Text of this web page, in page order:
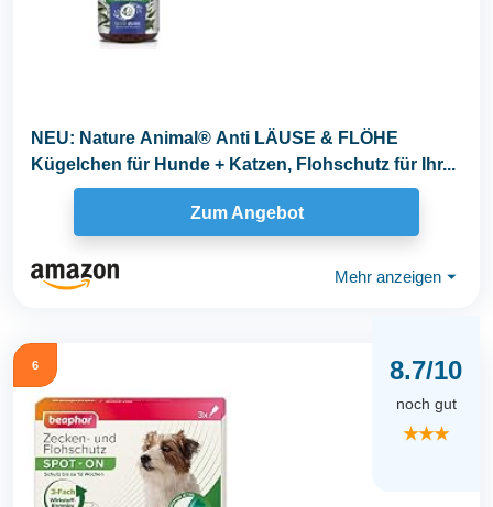
NEU: Nature Animal® Anti LÄUSE & FLÖHE
Kügelchen für Hunde + Katzen, Flohschutz für Ihr...
Zum Angebot
Mehr anzeigen ⏷
6 8.7/10
noch gut
★★★